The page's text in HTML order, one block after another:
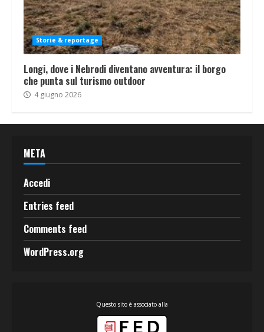
Storie & reportage
Longi, dove i Nebrodi diventano avventura: il borgo
che punta sul turismo outdoor
4 giugno 2026
META
Accedi
Entries feed
Comments feed
WordPress.org
Questo sito è associato alla